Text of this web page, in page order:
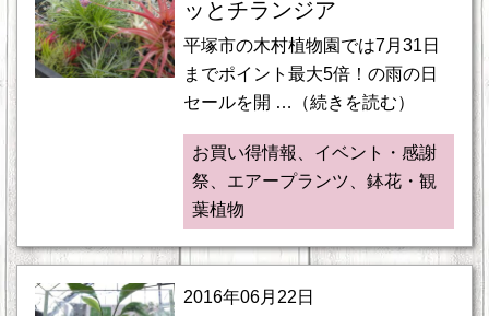
ッとチランジア
平塚市の木村植物園では7月31日
までポイント最大5倍！の雨の日
セールを開 …（続きを読む）
お買い得情報、イベント・感謝
祭、エアープランツ、鉢花・観
葉植物
2016年06月22日